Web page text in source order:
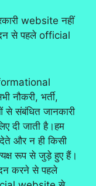
website नहीं
से पहले official
भर्ती,
से संबंधित जानकारी
दी जाती है।हम
देते और न ही किसी
रूप से जुड़े हुए हैं।
करने से पहले